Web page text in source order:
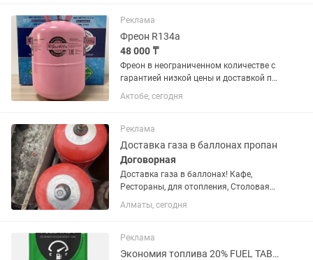
стойкого к абразивному...
Реклама
Фреон R134a
48 000 ₸
Фреон в неограниченном количестве с
гарантией низкой цены и доставкой по
Казахстану R134a, R410a, R404a, R507
Цены с учетом НДС Работаем с
Актобе, сегодня
Реклама
Доставка газа в баллонах пропан
Договорная
Доставка газа в баллонах! Кафе,
Рестораны, для отопления, Столовая
оптовикам хорошая скидка Быстрая
доставка и установка бесплатно
Время работы 9.00 до 19:00 Продаём...
Алматы, сегодня
Реклама
Экономия топлива 20% FUEL TABS (USA)